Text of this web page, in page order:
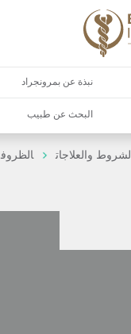
نبذة عن بمرونجراد
البحث عن طبيب
الشروط والعلاجات الظروف